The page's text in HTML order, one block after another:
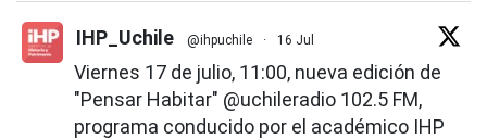
IHP_Uchile @ihpuchile · 16 Jul
Viernes 17 de julio, 11:00, nueva edición de
"Pensar Habitar" @uchileradio 102.5 FM,
programa conducido por el académico IHP